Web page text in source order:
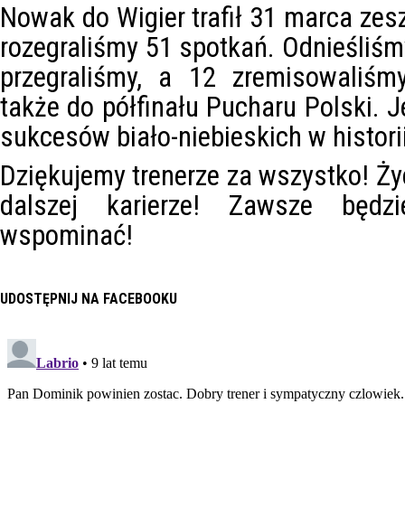
Nowak do Wigier trafił 31 marca
rozegraliśmy 51 spotkań.
przegraliśmy, a 12
także do półfinału Pucharu Polski.
sukcesów biało-niebieskich w
Dziękujemy trenerze za wszystko!
dalszej karierze! Zawsze
wspominać!
UDOSTĘPNIJ NA FACEBOOKU